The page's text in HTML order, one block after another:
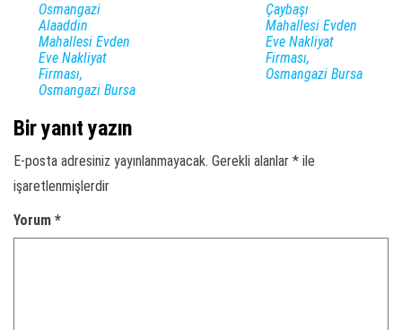
Osmangazi
Alaaddin
Mahallesi Evden
Eve Nakliyat
Firması,
Osmangazi Bursa
Çaybaşı
Mahallesi Evden
Eve Nakliyat
Firması,
Osmangazi Bursa
Bir yanıt yazın
E-posta adresiniz yayınlanmayacak. Gerekli alanlar * ile
işaretlenmişlerdir
Yorum *